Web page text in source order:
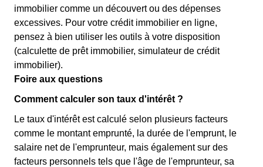
immobilier comme un découvert ou des dépenses
excessives. Pour votre crédit immobilier en ligne,
pensez à bien utiliser les outils à votre disposition
(calculette de prêt immobilier, simulateur de crédit
immobilier).
Foire aux questions
Comment calculer son taux d'intérêt ?
Le taux d'intérêt est calculé selon plusieurs facteurs
comme le montant emprunté, la durée de l'emprunt, le
salaire net de l'emprunteur, mais également sur des
facteurs personnels tels que l'âge de l'emprunteur, sa